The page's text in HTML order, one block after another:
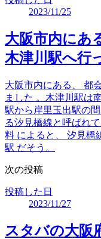
2023/11/25
大阪市内にあ
木津川駅へ行
大阪市内にある、 都
ました 。木津川駅は
駅から岸里玉出駅の
る汐見橋線と呼ばれ
料 によると、 汐見橋
駅 だそう。
次の投稿
投稿した日
2023/11/27
スタバの大阪